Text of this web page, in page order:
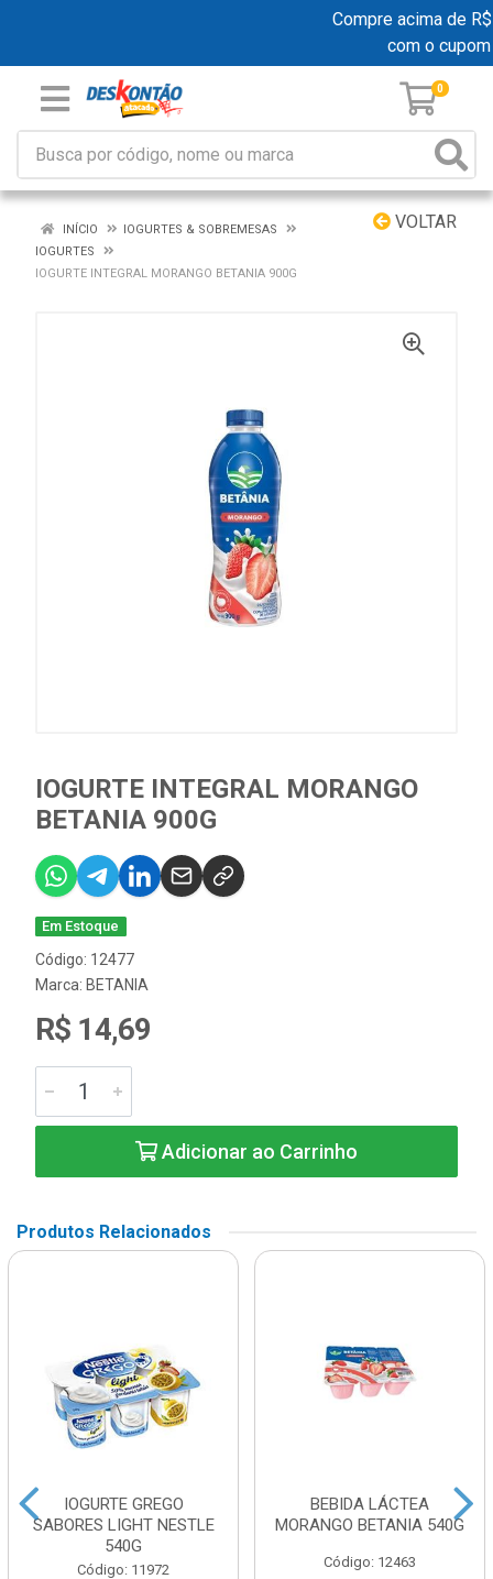
Compre acima de
com o cupom
0
VOLTAR
INÍCIO
IOGURTES & SOBREMESAS
IOGURTES
IOGURTE INTEGRAL MORANGO BETANIA 900G
IOGURTE INTEGRAL MORANGO
BETANIA 900G
Em Estoque
Código: 12477
Marca: BETANIA
R$ 14,69
Adicionar ao Carrinho
Produtos Relacionados
IOGURTE GREGO
SABORES LIGHT NESTLE
540G
Código: 11972
BEBIDA LÁCTEA
MORANGO BETANIA 540G
Código: 12463